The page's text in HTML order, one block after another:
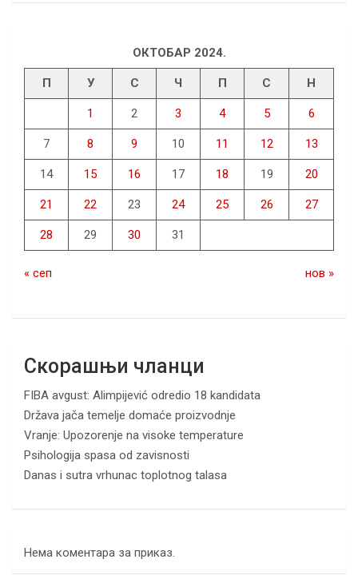
ОКТОБАР 2024.
П У С Ч П С Н
1 2 3 4 5 6
7 8 9 10 11 12 13
14 15 16 17 18 19 20
21 22 23 24 25 26 27
28 29 30 31
« сеп нов »
Скорашњи чланци
FIBA avgust: Alimpijević odredio 18 kandidata
Država jača temelje domaće proizvodnje
Vranje: Upozorenje na visoke temperature
Psihologija spasa od zavisnosti
Danas i sutra vrhunac toplotnog talasa
Нема коментара за приказ.